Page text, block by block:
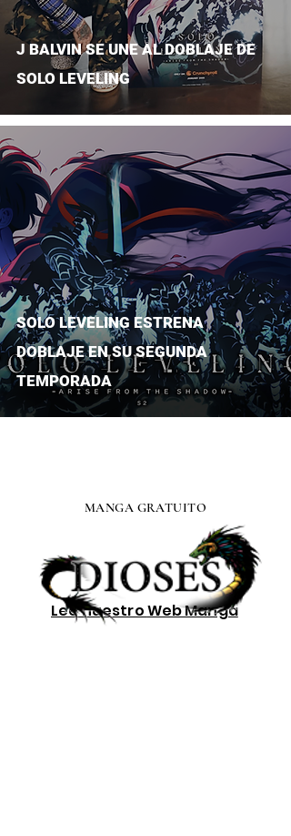
J BALVIN SE UNE AL DOBLAJE DE
SOLO LEVELING
SOLO LEVELING ESTRENA
DOBLAJE EN SU SEGUNDA
TEMPORADA
Lee nuestroWeb Manga
MANGA GRATUITO